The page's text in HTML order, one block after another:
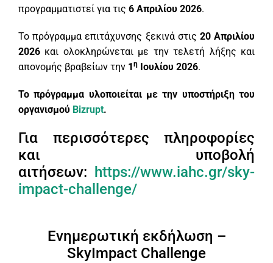
προγραμματιστεί για τις 6 Απριλίου 2026.
Το πρόγραμμα επιτάχυνσης ξεκινά στις 20 Απριλίου
2026 και ολοκληρώνεται με την τελετή λήξης και
απονομής βραβείων την 1η Ιουλίου 2026.
Το πρόγραμμα υλοποιείται με την υποστήριξη του
οργανισμού Bizrupt.
Για περισσότερες πληροφορίες
και υποβολή
αιτήσεων:
https://www.iahc.gr/sky-
impact-challenge/
Ενημερωτική εκδήλωση –
SkyImpact Challenge